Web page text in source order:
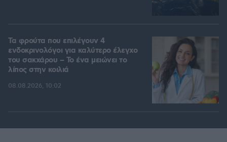
Τα φρούτα που επιλέγουν 4
ενδοκρινολόγοι για καλύτερο έλεγχο
του σακχάρου – Το ένα μειώνει το
λίπος στην κοιλιά
08.08.2026, 10:02